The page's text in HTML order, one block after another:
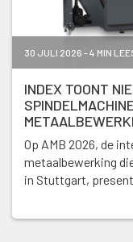
30 JULI 2026 - 4 MIN
INDEX TOONT
Op AMB 2026, de
metaalbewerking
in Stuttgart,